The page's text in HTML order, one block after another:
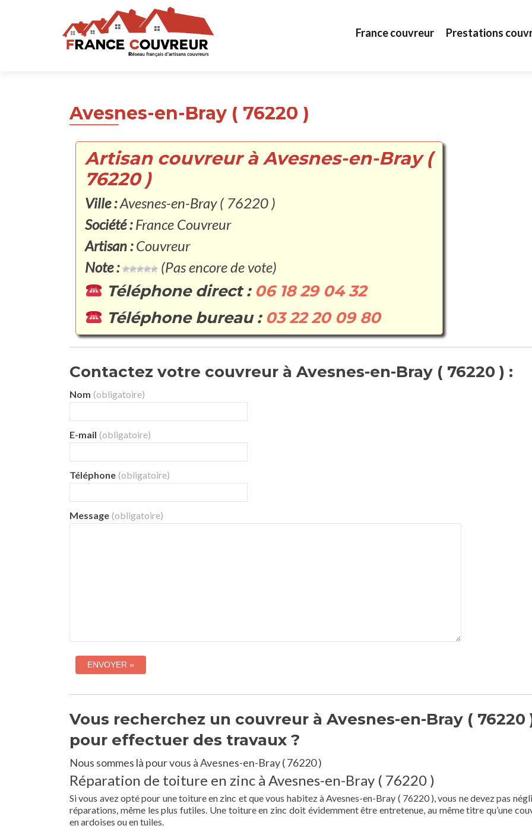
France couvreur Prestations
Avesnes-en-Bray ( 76220 )
Artisan couvreur à Avesnes-en-Bray (
76220 )
Ville :Avesnes-en-Bray ( 76220 )
Société :France Couvreur
Artisan :Couvreur
Note :
(Pas encore de vote)
Téléphone direct : 06 18 29 04 32
Téléphone bureau : 03 22 20 09 80
Contactez votre couvreur à Avesnes-en-Bray ( 76220 ) :
Nom (obligatoire)
E-mail (obligatoire)
Téléphone (obligatoire)
Message (obligatoire)
Vous recherchez un couvreur à Avesnes-en-Bray ( 76220
pour effectuer des travaux ?
Nous sommes là pour vous à Avesnes-en-Bray ( 76220 )
Réparation de toiture en zinc à Avesnes-en-Bray ( 76220 )
Si vous avez opté pour une toiture en zinc et que vous habitez à Avesnes-en-Bray ( 76220 ), vous ne devez pas
réparations, même les plus futiles. Une toiture en zinc doit évidemment être entretenue, au même titre qu’une
en ardoises ou en tuiles.